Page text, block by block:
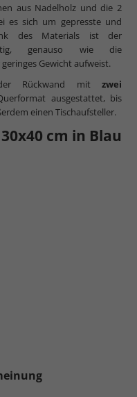
aus Nadelholz und die 2
es sich um gepresste und
des Materials ist der
genauso wie die
Gewicht aufweist.
Rückwand mit zwei
ausgestattet, bis
einen Tischaufsteller.
cm in Blau